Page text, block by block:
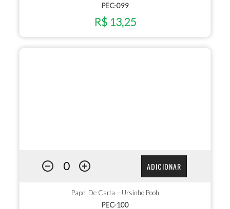
PEC-099
R$ 13,25
ADICIONAR
Papel De Carta – Ursinho Pooh
PEC-100